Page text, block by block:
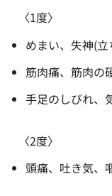
〈1度〉
めまい、失神(
筋肉痛、筋肉の
手足のしびれ、
〈2度〉
頭痛、吐き気、